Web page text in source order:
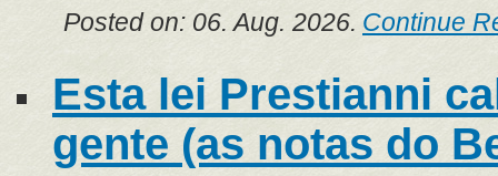
Posted on: 06. Aug. 2026. Continue
Esta lei Prestianni
gente (as notas do